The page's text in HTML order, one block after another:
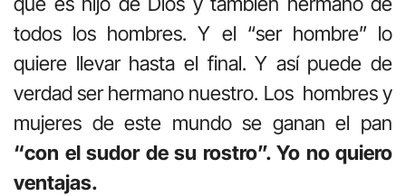
todos los hombres. Y el “ser hombre” lo
quiere llevar hasta el final. Y así puede de
verdad ser hermano nuestro. Los hombres y
mujeres de este mundo se ganan el pan
“con el sudor de su rostro”. Yo no quiero
ventajas.